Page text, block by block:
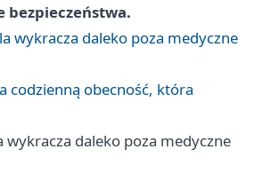
bezpieczeństwa.
wykracza daleko poza medyczne
codzienną obecność, która
daleko poza medyczne